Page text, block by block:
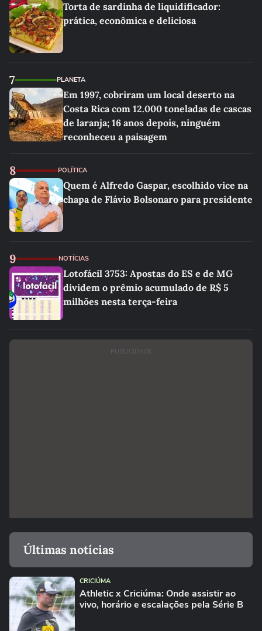
Torta de sardinha de liquidificador:
prática, econômica e deliciosa
7 PLANETA
Em 1997, cobriram um local deserto na
Costa Rica com 12.000 toneladas de cascas
de laranja; 16 anos depois, ninguém
reconheceu a paisagem
8 POLÍTICA
Quem é Alfredo Gaspar, escolhido vice na
chapa de Flávio Bolsonaro para presidente
9 NOTÍCIAS
Lotofácil 3753: Apostas do ES e de MG
dividem o prêmio acumulado de R$ 5
milhões nesta terça-feira
PUBLICIDADE
Últimas notícias
CRICIÚMA
Athletic x Criciúma: Onde assistir ao
vivo, horário e escalações pela Série B